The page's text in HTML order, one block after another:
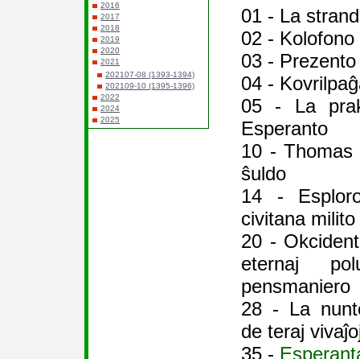
2016
2017
2018
2019
2020
2021
202107-08 (1393-1394)
202109-10 (1395-1396)
2022
2024
2025
01 - La
02 - Kolofono
03 - Prezento
04 -
05 - La
Esperanto
10 - Thomas
ŝuldo
14 -
civitana
20 -
eternaj
pensmaniero
28 - La
de teraj
35 -